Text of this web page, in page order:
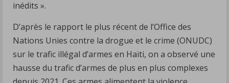
inédits ».
D’après le rapport le plus récent de l’Office des
Nations Unies contre la drogue et le crime (ONUDC)
sur le trafic illégal d’armes en Haïti, on a observé une
hausse du trafic d’armes de plus en plus complexes